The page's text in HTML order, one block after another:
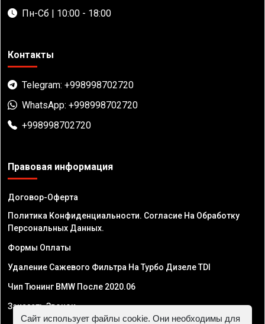
Пн-Сб | 10:00 - 18:00
Контакты
Telegram: +998998702720
WhatsApp: +998998702720
+998998702720
Правовая информация
Договор-Оферта
Политика Конфиденциальности. Согласие На Обработку
Персональных Данных.
Формы Оплаты
Удаление Сажевого Фильтра На Турбо Дизеле TDI
Чип Тюнинг BMW После 2020.06
Заказать Звонок
Сайт использует файлы cookie. Они необходимы для